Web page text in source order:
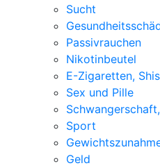
Sucht
Passivrauchen
Nikotinbeutel
E-Zigaretten,
Sex und Pille
Sport
Geld